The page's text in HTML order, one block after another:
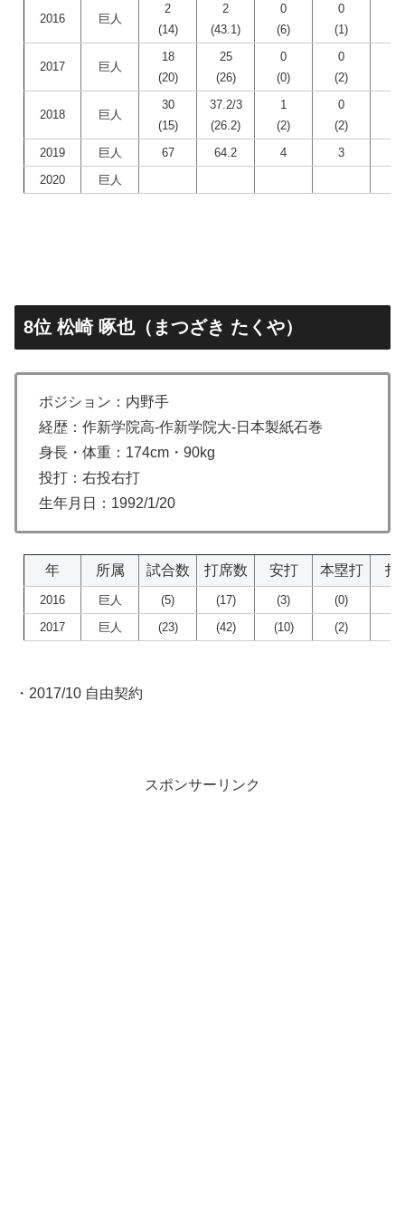
2016 巨人
2
(14)
2
(43.1)
0
(6)
0
(1)
2017 巨人
18
(20)
25
(26)
0
(0)
0
(2)
2018 巨人
30
(15)
37.2/3
(26.2)
1
(2)
0
(2)
2019
巨人 67 64.2 4 3
2020
巨人
8位 松崎 啄也（まつざき たくや）
ポジション：内野手
経歴：作新学院高-作新学院大-日本製紙石巻
身長・体重：174cm・90kg
投打：右投右打
生年月日：1992/1/20
年 所属 試合数 打席数 安打 本塁打 打
2016 巨人 (5) (17) (3) (0)
2017
巨人 (23) (42) (10) (2)
・2017/10 自由契約
スポンサーリンク